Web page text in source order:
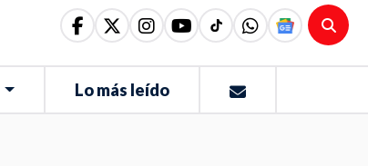
Lo más leído